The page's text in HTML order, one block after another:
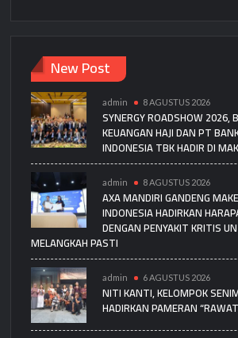
New Post
admin 8 AGUSTUS 2026
SYNERGY ROADSHOW 2026,
KEUANGAN HAJI DAN PT
INDONESIA TBK HADIR DI
admin 8 AGUSTUS 2026
AXA MANDIRI GANDENG
INDONESIA HADIRKAN
DENGAN PENYAKIT KRITIS
MELANGKAH PASTI
admin 6 AGUSTUS 2026
NITI KANTI, KELOMPOK
HADIRKAN PAMERAN